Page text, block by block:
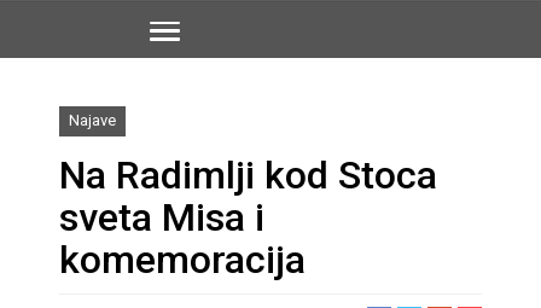
Najave
Na Radimlji kod Stoca
sveta Misa i
komemoracija